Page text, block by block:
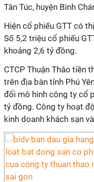
Tân Túc, huyện Bình
Hiện cổ phiếu GTT có
Số 5,2 triệu cổ phiếu
khoảng 2,6 tỷ đồng.
CTCP Thuận Thảo tiền
trên địa bàn tỉnh Phú
đổi mô hình công ty cổ
tỷ đồng. Công ty hoạt
kinh doanh khách sạn